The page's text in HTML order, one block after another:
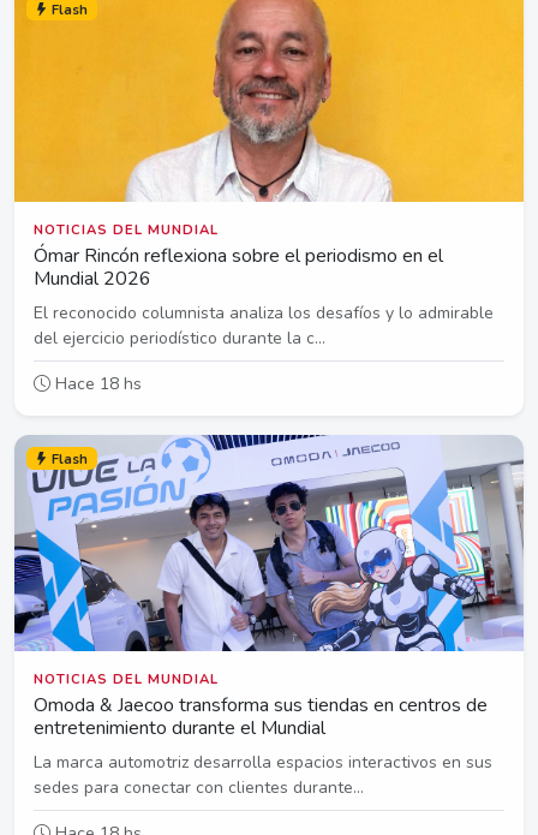
Flash
NOTICIAS DEL MUNDIAL
Ómar Rincón reflexiona sobre el periodismo en el
Mundial 2026
El reconocido columnista analiza los desafíos y lo admirable
del ejercicio periodístico durante la c...
Hace 18 hs
Flash
NOTICIAS DEL MUNDIAL
Omoda & Jaecoo transforma sus tiendas en centros de
entretenimiento durante el Mundial
La marca automotriz desarrolla espacios interactivos en sus
sedes para conectar con clientes durante...